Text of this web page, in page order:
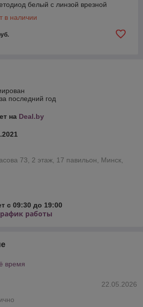
белый с линзой врезной
в наличии
последний год
на Deal.by
73, 2 этаж, 17 павильон, Минск,
с 09:30 до 19:00
работы
время
22.05.2026